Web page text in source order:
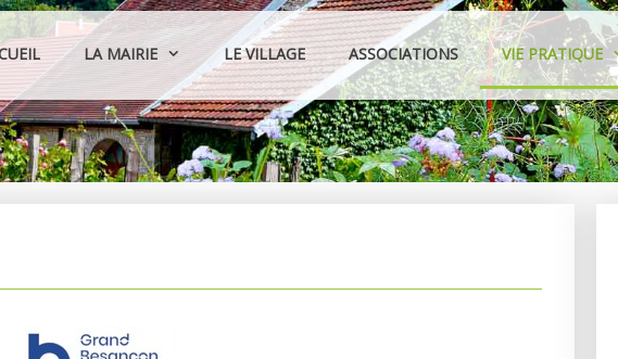
LA MAIRIE LE VILLAGE ASSOCIATIONS VIE PRATIQUE